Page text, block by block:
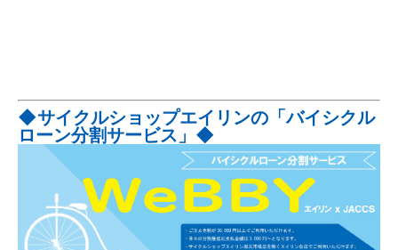
◆サイクルショップエイリンの「バイシクル
ローン分割サービス」◆